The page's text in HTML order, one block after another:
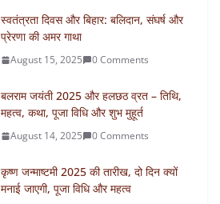
स्वतंत्रता दिवस और बिहार: बलिदान, संघर्ष और
प्रेरणा की अमर गाथा
August 15, 2025 0 Comments
बलराम जयंती 2025 और हलछठ व्रत – तिथि,
महत्व, कथा, पूजा विधि और शुभ मुहूर्त
August 14, 2025 0 Comments
कृष्ण जन्माष्टमी 2025 की तारीख, दो दिन क्यों
मनाई जाएगी, पूजा विधि और महत्व